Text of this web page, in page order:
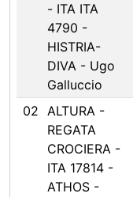
- ITA ITA
4790 -
HISTRIA-
DIVA - Ugo
Galluccio
02 ALTURA -
REGATA
CROCIERA -
ITA 17814 -
ATHOS -